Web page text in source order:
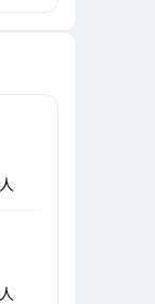
人
人